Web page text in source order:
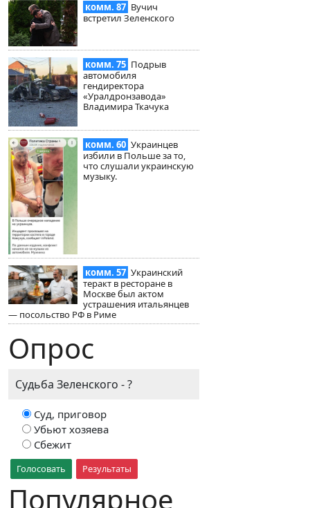
комм. 87 Вучич
встретил Зеленского
комм. 75 Подрыв
автомобиля
гендиректора
«Уралдронзавода»
Владимира Ткачука
комм. 60 Украинцев
избили в Польше за то,
что слушали украинскую
музыку.
комм. 57 Украинский
теракт в ресторане в
Москве был актом
устрашения итальянцев
— посольство РФ в Риме
Опрос
Судьба Зеленского - ?
Суд, приговор
Убьют хозяева
Сбежит
Голосовать Результаты
Популярное